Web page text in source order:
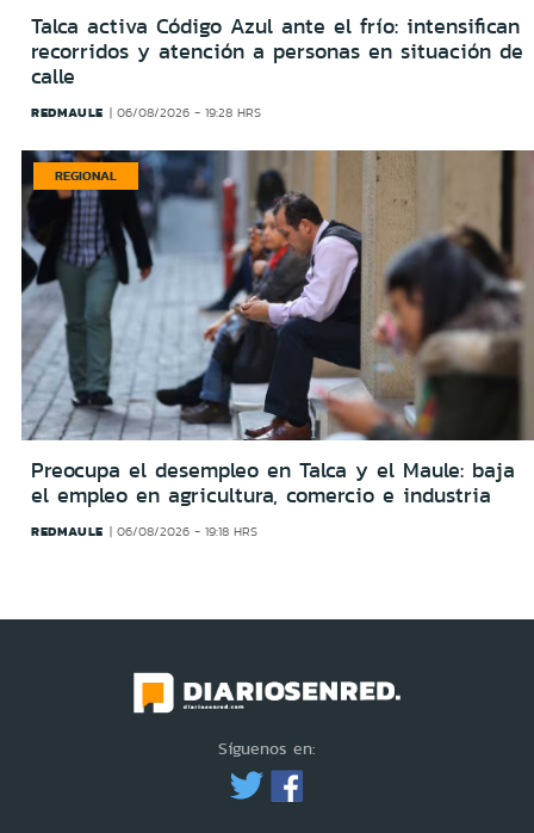
Talca activa Código Azul ante el frío: intensifican
recorridos y atención a personas en situación de
calle
REDMAULE 06/08/2026 - 19:28 HRS
REGIONAL
Preocupa el desempleo en Talca y el Maule: baja
el empleo en agricultura, comercio e industria
REDMAULE 06/08/2026 - 19:18 HRS
Síguenos en: